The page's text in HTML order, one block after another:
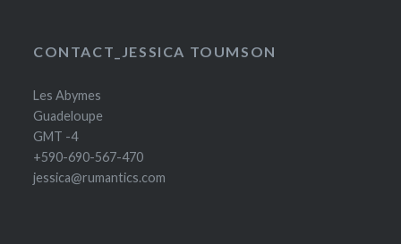
CONTACT_JESSICA TOUMSON
Les Abymes
Guadeloupe
GMT -4
+590-690-567-470
jessica@rumantics.com